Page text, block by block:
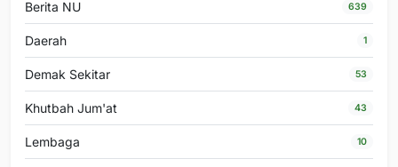
Berita NU 639
Daerah 1
Demak Sekitar 53
Khutbah Jum'at 43
Lembaga 10